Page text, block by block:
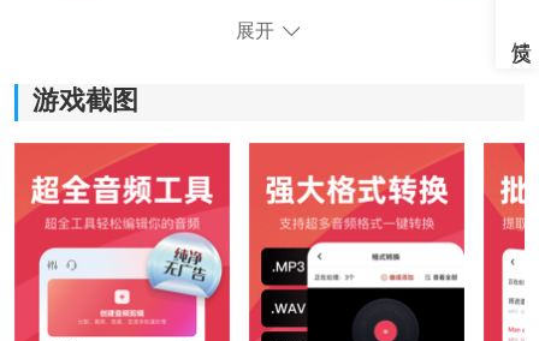
软件功能：
1、全能音频剪辑：
展开
游戏截图